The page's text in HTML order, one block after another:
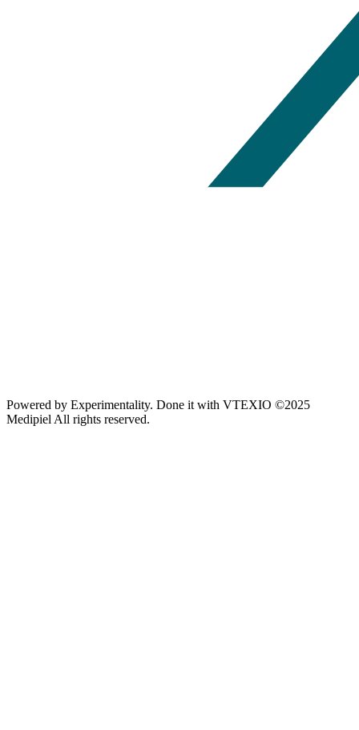
Powered by Experimentality. Done it with VTEXIO ©2025
Medipiel All rights reserved.